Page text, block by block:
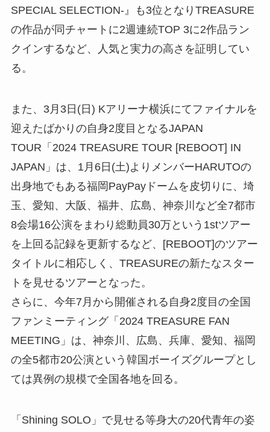
SPECIAL SELECTION-』も3位となりTREASURE
の作品が同チャートに2週連続TOP 3に2作品ラン
クインするなど、人気と実力の高さを証明してい
る。
また、3月3日(日) Kアリーナ横浜にてファイナルを
迎えたばかりの自身2度目となるJAPAN
TOUR「2024 TREASURE TOUR [REBOOT] IN
JAPAN」は、1月6日(土)よりメンバーHARUTOの
出身地でもある福岡PayPayドームを皮切りに、埼
玉、愛知、大阪、福井、広島、神奈川など全7都市
8会場16公演をまわり総動員30万という1stツアー
を上回る記録を更新するなど、[REBOOT]のツアー
タイトルに相応しく、TREASUREの新たなスター
トを見せるツアーとなった。
さらに、今年7月から開催される自身2度目の全国
ファンミーティング「2024 TREASURE FAN
MEETING」は、神奈川、広島、兵庫、愛知、福岡
の全5都市20公演という韓国ボーイズグループとし
ては異例の規模で全国各地を回る。
「Shining SOLO」で見せる等身大の20代青年の姿